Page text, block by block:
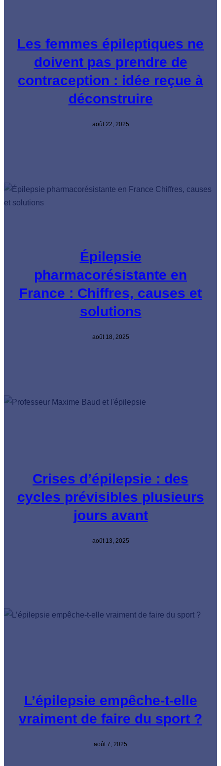
Les femmes épileptiques ne
doivent pas prendre de
contraception : idée reçue à
déconstruire
août 22, 2025
Épilepsie
pharmacorésistante en
France : Chiffres, causes et
solutions
août 18, 2025
Crises d’épilepsie : des
cycles prévisibles plusieurs
jours avant
août 13, 2025
L’épilepsie empêche-t-elle
vraiment de faire du sport ?
août 7, 2025